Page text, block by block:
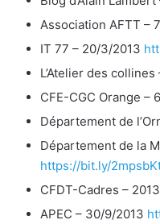
Association AFTT –
IT 77 – 20/3/2013
L’Atelier des
CFE-CGC Orange –
Département de
Département de la
https://bit.ly/
CFDT-Cadres – 2013
APEC – 30/9/2013